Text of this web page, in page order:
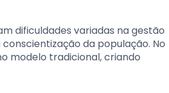
dificuldades variadas na gestão
da população. No
modelo tradicional, criando